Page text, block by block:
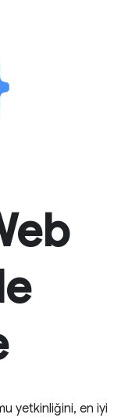
yetkinliğini, en iyi